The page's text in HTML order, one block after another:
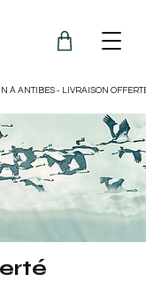
À ANTIBES - LIVRAISON